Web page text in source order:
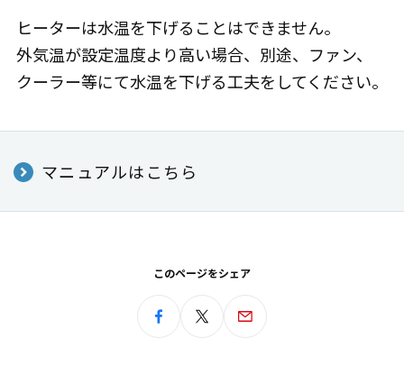
ヒーターは水温を下げることはできません。
外気温が設定温度より高い場合、別途、ファン、
クーラー等にて水温を下げる工夫をしてください。
マニュアルはこちら
このページをシェア